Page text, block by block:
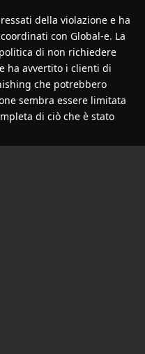
della violazione e ha
con Global-e. La
di non richiedere
ha avvertito i clienti di
che potrebbero
sembra essere limitata
di ciò che è stato